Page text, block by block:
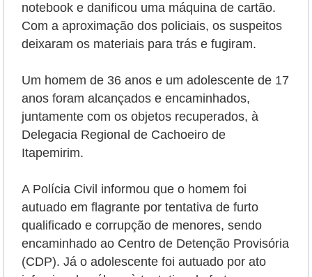
notebook e danificou uma máquina de cartão.
Com a aproximação dos policiais, os suspeitos
deixaram os materiais para trás e fugiram.
Um homem de 36 anos e um adolescente de 17
anos foram alcançados e encaminhados,
juntamente com os objetos recuperados, à
Delegacia Regional de Cachoeiro de
Itapemirim.
A Polícia Civil informou que o homem foi
autuado em flagrante por tentativa de furto
qualificado e corrupção de menores, sendo
encaminhado ao Centro de Detenção Provisória
(CDP). Já o adolescente foi autuado por ato